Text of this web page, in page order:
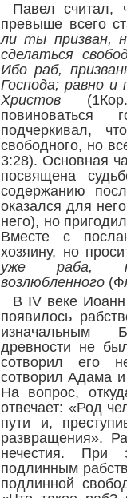
Павел считал,
превыше всего
ли ты призван,
сделаться
Ибо раб,
Господа; равно и
Христов (
повиноваться
подчеркивал,
свободного, но
3:28). Основная
посвящена
содержанию
оказался для
него), но
Вместе с
хозяину, но
уже раба,
возлюбленного (
В IV веке
появилось
изначальным
древности не
сотворил его
сотворил Адама
На вопрос,
отвечает: «Род
пути и,
развращения».
нечестия. При
подлинным
подлинной